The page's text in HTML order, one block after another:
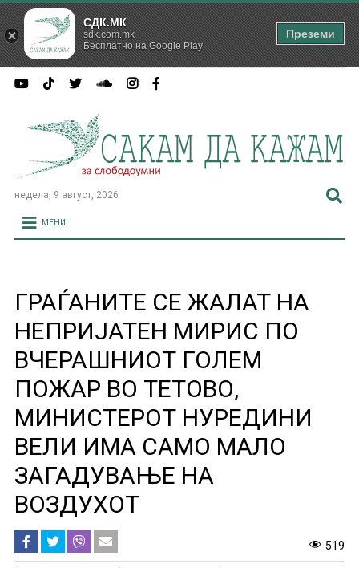
недела, 9 август, 2026
МЕНИ
ГРАЃАНИТЕ СЕ ЖАЛАТ НА
НЕПРИЈАТЕН МИРИС ПО
ВЧЕРАШНИОТ ГОЛЕМ
ПОЖАР ВО ТЕТОВО,
МИНИСТЕРОТ НУРЕДИНИ
ВЕЛИ ИМА САМО МАЛО
ЗАГАДУВАЊЕ НА
ВОЗДУХОТ
519
СДК.МК
sdk.com.mk
Бесплатно на Google Play
Преземи